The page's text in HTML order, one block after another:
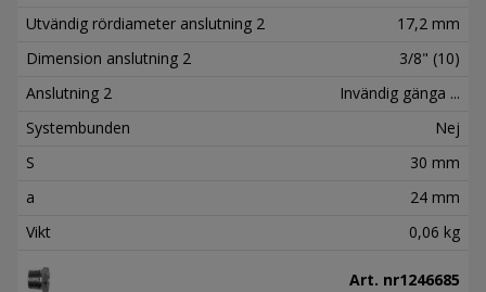
Utvändig rördiameter anslutning 2
17,2 mm
Dimension anslutning 2
3/8" (10)
Anslutning 2
Invändig gänga ...
Systembunden
Nej
S
30 mm
a
24 mm
Vikt
0,06 kg
Art. nr1246685